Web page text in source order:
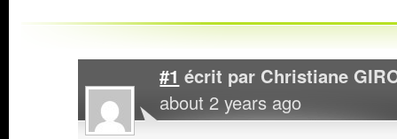
#1 écrit par Christiane
about 2 years ago